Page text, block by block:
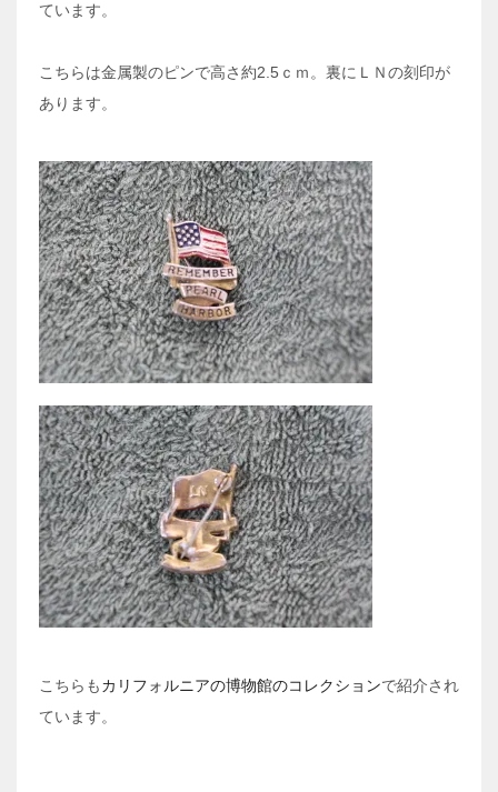
ています。
こちらは金属製のピンで高さ約2.5ｃｍ。裏にＬＮの刻印が
あります。
こちらもカリフォルニアの博物館のコレクションで紹介され
ています。